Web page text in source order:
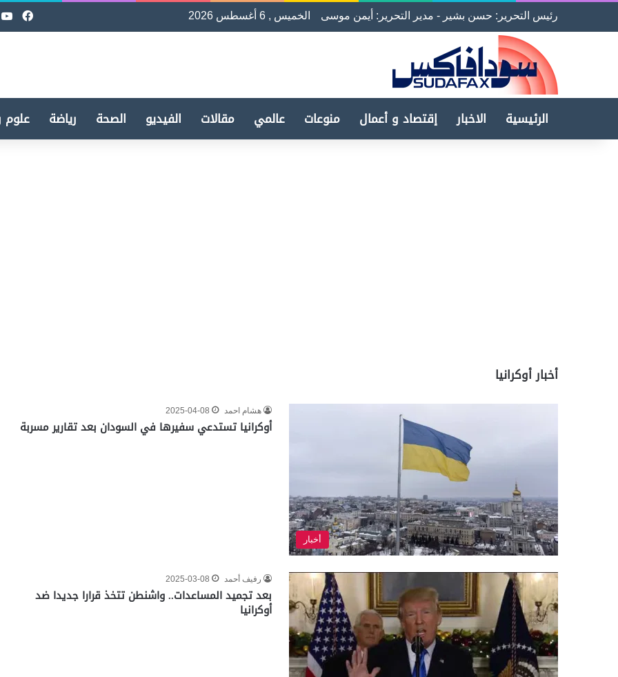
رئيس التحرير: حسن بشير - مدير التحرير: أيمن موسى الخميس , 6 أغسطس 2026
الرئيسية الاخبار إقتصاد و أعمال منوعات عالمي مقالات الفيديو الصحة رياضة علوم
أخبار أوكرانيا
أخبار
هشام احمد 2025-04-08
أوكرانيا تستدعي سفيرها في السودان بعد تقارير مسربة
رفيف أحمد 2025-03-08
بعد تجميد المساعدات.. واشنطن تتخذ قرارا جديدا ضد
أوكرانيا